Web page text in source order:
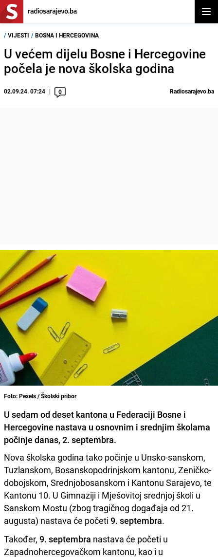
/ VIJESTI / BOSNA I HERCEGOVINA
U većem dijelu Bosne i Hercegovine
počela je nova školska godina
02.09.24. 07:24 0 Radiosarajevo.ba
Foto: Pexels / Školski pribor
U sedam od deset kantona u Federaciji Bosne i
Hercegovine nastava u osnovnim i srednjim školama
počinje danas, 2. septembra.
Nova školska godina tako počinje u Unsko-sanskom,
Tuzlanskom, Bosanskopodrinjskom kantonu, Zeničko-
dobojskom, Srednjobosanskom i Kantonu Sarajevo, te
Kantonu 10. U Gimnaziji i Mješovitoj srednjoj školi u
Sanskom Mostu (zbog tragičnog događaja od 21.
augusta) nastava će početi 9. septembra.
Također, 9. septembra nastava će početi u
Zapadnohercegovačkom kantonu, kao i u